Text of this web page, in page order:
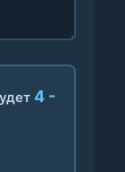
4 -